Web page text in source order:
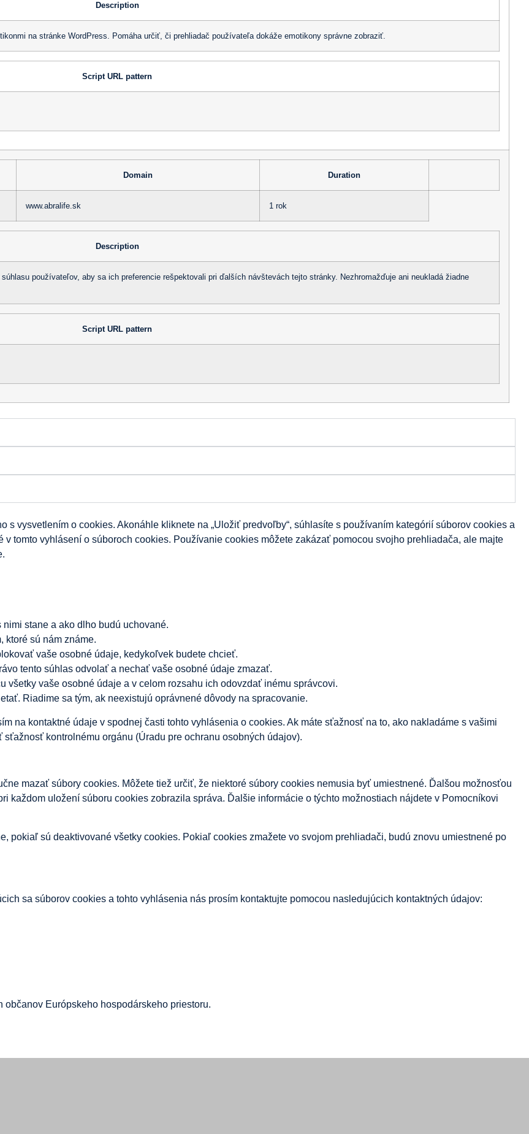
Description
na stránke WordPress. Pomáha určiť, či prehliadač používateľa dokáže emotikony správne zobraziť.
Script URL pattern
Domain Duration
www.abralife.sk 1 rok
Description
používateľov, aby sa ich preferencie rešpektovali pri ďalších návštevách tejto stránky. Nezhromažďuje ani neukladá žiadne
Script URL pattern
s vysvetlením o cookies. Akonáhle kliknete na „Uložiť predvoľby“, súhlasíte s používaním kategórií súborov cookies a
tomto vyhlásení o súboroch cookies. Používanie cookies môžete zakázať pomocou svojho prehliadača, ale majte
stane a ako dlho budú uchované.
ktoré sú nám známe.
vaše osobné údaje, kedykoľvek budete chcieť.
tento súhlas odvolať a nechať vaše osobné údaje zmazať.
všetky vaše osobné údaje a v celom rozsahu ich odovzdať inému správcovi.
Riadime sa tým, ak neexistujú oprávnené dôvody na spracovanie.
na kontaktné údaje v spodnej časti tohto vyhlásenia o cookies. Ak máte sťažnosť na to, ako nakladáme s vašimi
kontrolnému orgánu (Úradu pre ochranu osobných údajov).
mazať súbory cookies. Môžete tiež určiť, že niektoré súbory cookies nemusia byť umiestnené. Ďalšou možnosťou
každom uložení súboru cookies zobrazila správa. Ďalšie informácie o týchto možnostiach nájdete v Pomocníkovi
pokiaľ sú deaktivované všetky cookies. Pokiaľ cookies zmažete vo svojom prehliadači, budú znovu umiestnené po
sa súborov cookies a tohto vyhlásenia nás prosím kontaktujte pomocou nasledujúcich kontaktných údajov:
Európskeho hospodárskeho priestoru.